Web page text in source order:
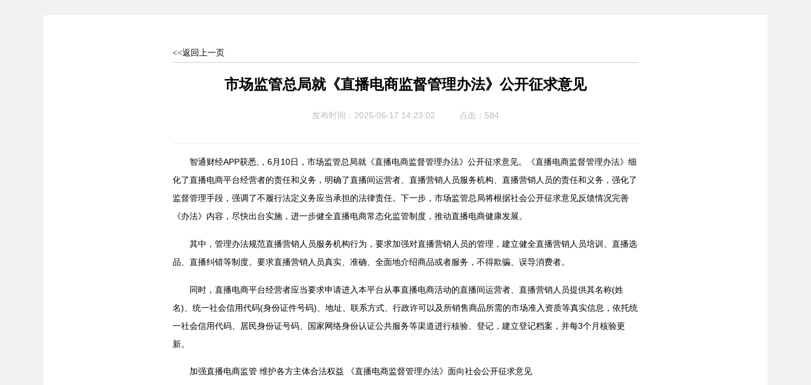
<<返回上一页
市场监管总局就《直播电商监督管理办法》公开征求意见
发布时间：2025-06-17 14:23:02 点击： 584
智通财经APP获悉,，6月10日，市场监管总局就《直播电商监督管理办法》公开征求意见。《直播电商监督管理办法》细
化了直播电商平台经营者的责任和义务，明确了直播间运营者、直播营销人员服务机构、直播营销人员的责任和义务，强化了
监督管理手段，强调了不履行法定义务应当承担的法律责任。下一步，市场监管总局将根据社会公开征求意见反馈情况完善
《办法》内容，尽快出台实施，进一步健全直播电商常态化监管制度，推动直播电商健康发展。
其中，管理办法规范直播营销人员服务机构行为，要求加强对直播营销人员的管理，建立健全直播营销人员培训、直播选
品、直播纠错等制度。要求直播营销人员真实、准确、全面地介绍商品或者服务，不得欺骗、误导消费者。
同时，直播电商平台经营者应当要求申请进入本平台从事直播电商活动的直播间运营者、直播营销人员提供其名称(姓
名)、统一社会信用代码(身份证件号码)、地址、联系方式、行政许可以及所销售商品所需的市场准入资质等真实信息，依托统
一社会信用代码、居民身份证号码、国家网络身份认证公共服务等渠道进行核验、登记，建立登记档案，并每3个月核验更
新。
加强直播电商监管 维护各方主体合法权益 《直播电商监督管理办法》面向社会公开征求意见